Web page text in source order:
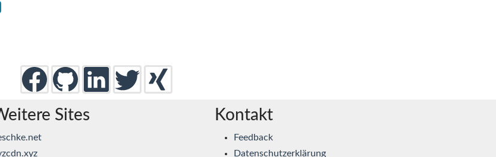
Sites Kontakt
Feedback
Datenschutzerklärung